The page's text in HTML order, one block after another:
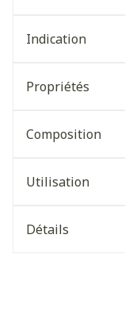
Indication
Propriétés
Composition
Utilisation
Détails